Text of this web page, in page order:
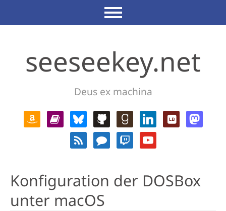
seeseekey.net
Deus ex machina
Konfiguration der DOSBox
unter macOS